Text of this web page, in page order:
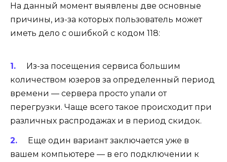
На данный момент выявлены две основные
причины, из-за которых пользователь может
иметь дело с ошибкой с кодом 118:
Из-за посещения сервиса большим
количеством юзеров за определенный период
времени — сервера просто упали от
перегрузки. Чаще всего такое происходит при
различных распродажах и в период скидок.
Еще один вариант заключается уже в
вашем компьютере — в его подключении к